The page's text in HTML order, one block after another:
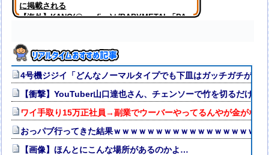
に掲載される
【海外】KANO(@onefive)がBABYMETAL「PA
4号機ジジイ「どんなノーマルタイプでも下皿はガッチガチがデ
【衝撃】YouTuber山口達也さん、チェンソーで竹を切るだけ
ワイ手取り15万正社員→副業でウーバーやってるんやが金がない
おっパブ行ってきた結果ｗｗｗｗｗｗｗｗｗｗｗｗｗｗｗｗｗｗ
【画像】ほんとにこんな場所があるのかよ…